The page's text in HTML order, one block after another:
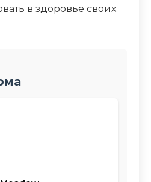
в здоровье своих